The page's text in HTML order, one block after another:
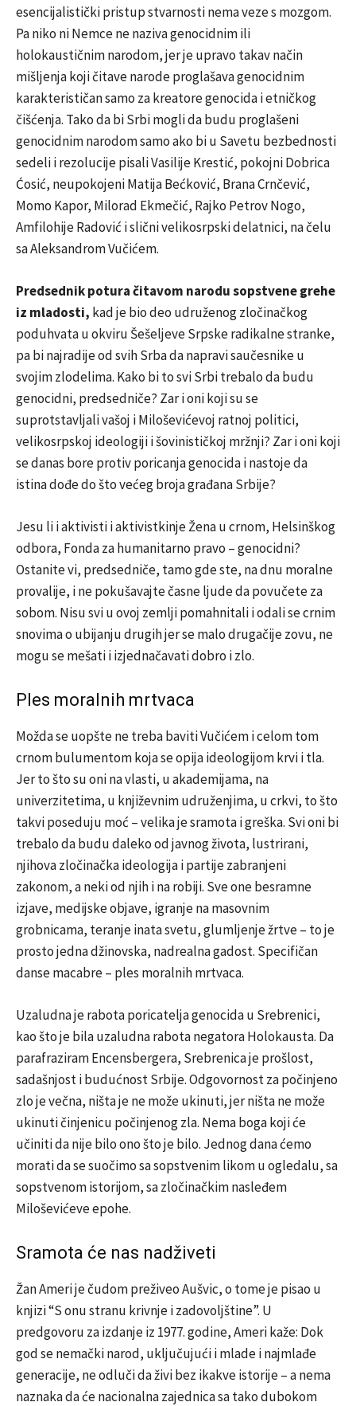
esencijalistički pristup stvarnosti nema veze s mozgom.
Pa niko ni Nemce ne naziva genocidnim ili
holokaustičnim narodom, jer je upravo takav način
mišljenja koji čitave narode proglašava genocidnim
karakterističan samo za kreatore genocida i etničkog
čišćenja. Tako da bi Srbi mogli da budu proglašeni
genocidnim narodom samo ako bi u Savetu bezbednosti
sedeli i rezolucije pisali Vasilije Krestić, pokojni Dobrica
Ćosić, neupokojeni Matija Bećković, Brana Crnčević,
Momo Kapor, Milorad Ekmečić, Rajko Petrov Nogo,
Amfilohije Radović i slični velikosrpski delatnici, na čelu
sa Aleksandrom Vučićem.
Predsednik potura čitavom narodu sopstvene grehe
iz mladosti, kad je bio deo udruženog zločinačkog
poduhvata u okviru Šešeljeve Srpske radikalne stranke,
pa bi najradije od svih Srba da napravi saučesnike u
svojim zlodelima. Kako bi to svi Srbi trebalo da budu
genocidni, predsedniče? Zar i oni koji su se
suprotstavljali vašoj i Miloševićevoj ratnoj politici,
velikosrpskoj ideologiji i šovinističkoj mržnji? Zar i oni koji
se danas bore protiv poricanja genocida i nastoje da
istina dođe do što većeg broja građana Srbije?
Jesu li i aktivisti i aktivistkinje Žena u crnom, Helsinškog
odbora, Fonda za humanitarno pravo – genocidni?
Ostanite vi, predsedniče, tamo gde ste, na dnu moralne
provalije, i ne pokušavajte časne ljude da povučete za
sobom. Nisu svi u ovoj zemlji pomahnitali i odali se crnim
snovima o ubijanju drugih jer se malo drugačije zovu, ne
mogu se mešati i izjednačavati dobro i zlo.
Ples moralnih mrtvaca
Možda se uopšte ne treba baviti Vučićem i celom tom
crnom bulumentom koja se opija ideologijom krvi i tla.
Jer to što su oni na vlasti, u akademijama, na
univerzitetima, u književnim udruženjima, u crkvi, to što
takvi poseduju moć – velika je sramota i greška. Svi oni bi
trebalo da budu daleko od javnog života, lustrirani,
njihova zločinačka ideologija i partije zabranjeni
zakonom, a neki od njih i na robiji. Sve one besramne
izjave, medijske objave, igranje na masovnim
grobnicama, teranje inata svetu, glumljenje žrtve – to je
prosto jedna džinovska, nadrealna gadost. Specifičan
danse macabre – ples moralnih mrtvaca.
Uzaludna je rabota poricatelja genocida u Srebrenici,
kao što je bila uzaludna rabota negatora Holokausta. Da
parafraziram Encensbergera, Srebrenica je prošlost,
sadašnjost i budućnost Srbije. Odgovornost za počinjeno
zlo je večna, ništa je ne može ukinuti, jer ništa ne može
ukinuti činjenicu počinjenog zla. Nema boga koji će
učiniti da nije bilo ono što je bilo. Jednog dana ćemo
morati da se suočimo sa sopstvenim likom u ogledalu, sa
sopstvenom istorijom, sa zločinačkim nasleđem
Miloševićeve epohe.
Sramota će nas nadživeti
Žan Ameri je čudom preživeo Aušvic, o tome je pisao u
knjizi “S onu stranu krivnje i zadovoljštine”. U
predgovoru za izdanje iz 1977. godine, Ameri kaže: Dok
god se nemački narod, uključujući i mlade i najmlađe
generacije, ne odluči da živi bez ikakve istorije – a nema
naznaka da će nacionalna zajednica sa tako dubokom